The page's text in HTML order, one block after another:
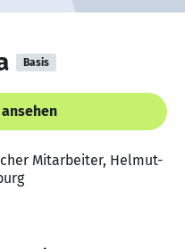
Basis
Mitarbeiter, Helmut-